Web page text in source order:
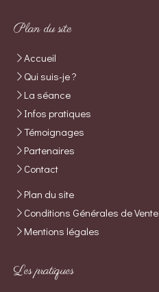
Plan du site
Accueil
Qui suis-je ?
La séance
Infos pratiques
Témoignages
Partenaires
Contact
Plan du site
Conditions Générales de Vente
Mentions légales
Les pratiques